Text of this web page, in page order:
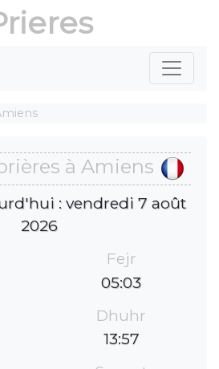
à Amiens
: vendredi 7 août
2026
Fejr
05:03
Dhuhr
13:57